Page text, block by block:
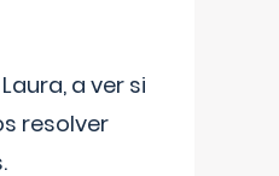
a ver si
resolver